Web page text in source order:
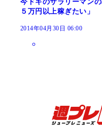
今ドキのサラリーマン
５万円以上稼ぎたい」
2014年04月30日 06:00